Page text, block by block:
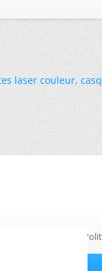
laser couleur,